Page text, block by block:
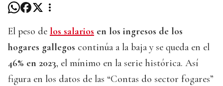
El peso de los salarios en los ingresos de los
hogares gallegos continúa a la baja y se queda en el
46% en 2023, el mínimo en la serie histórica. Así
figura en los datos de las “Contas do sector fogares”